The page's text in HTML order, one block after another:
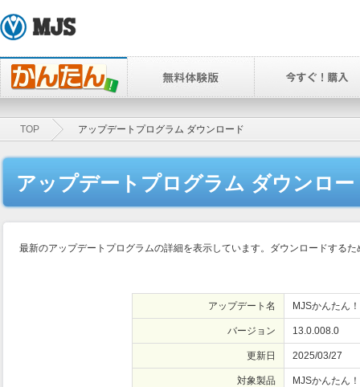
TOP アップデートプログラム ダウンロード
アップデートプログラム ダウンロー
最新のアップデートプログラムの詳細を表示しています。ダウンロードする
アップデート名 MJSかんたん
バージョン 13.0.008.0
更新日 2025/03/27
対象製品 MJSかんたん